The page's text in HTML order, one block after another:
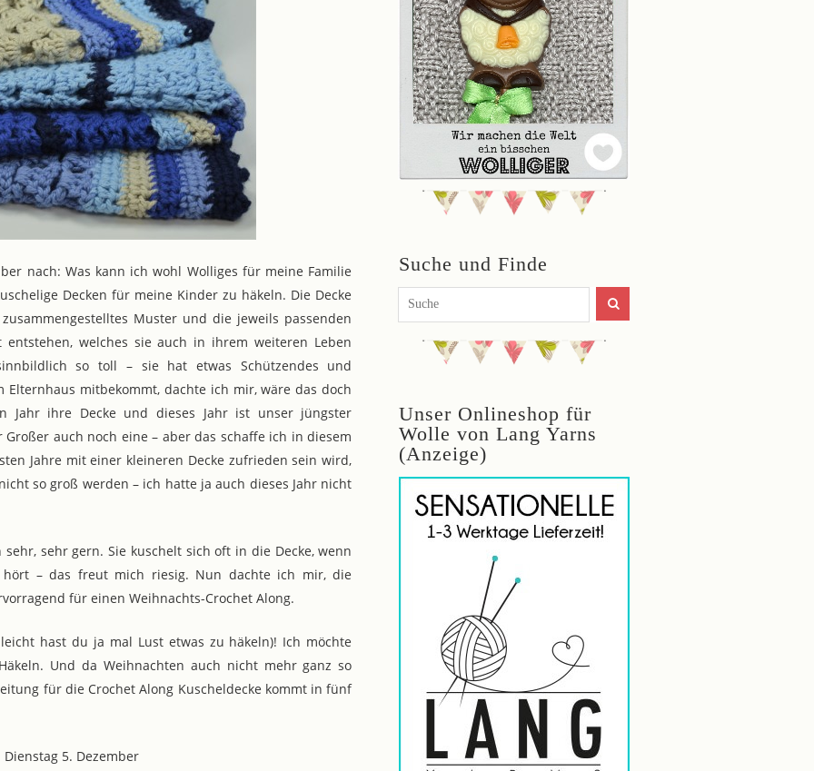
nach: Was kann ich wohl Wolliges für meine Familie
Decken für meine Kinder zu häkeln. Die Decke
Muster und die jeweils passenden
welches sie auch in ihrem weiteren Leben
so toll – sie hat etwas Schützendes und
mitbekommt, dachte ich mir, wäre das doch
Jahr ihre Decke und dieses Jahr ist unser jüngster
auch noch eine – aber das schaffe ich in diesem
Jahre mit einer kleineren Decke zufrieden sein wird,
so groß werden – ich hatte ja auch dieses Jahr nicht
sehr gern. Sie kuschelt sich oft in die Decke, wenn
– das freut mich riesig. Nun dachte ich mir, die
für einen Weihnachts-Crochet Along.
hast du ja mal Lust etwas zu häkeln)! Ich möchte
Und da Weihnachten auch nicht mehr ganz so
für die Crochet Along Kuscheldecke kommt in fünf
5. Dezember
Suche und Finde
Unser Onlineshop für
Wolle von Lang Yarns
(Anzeige)